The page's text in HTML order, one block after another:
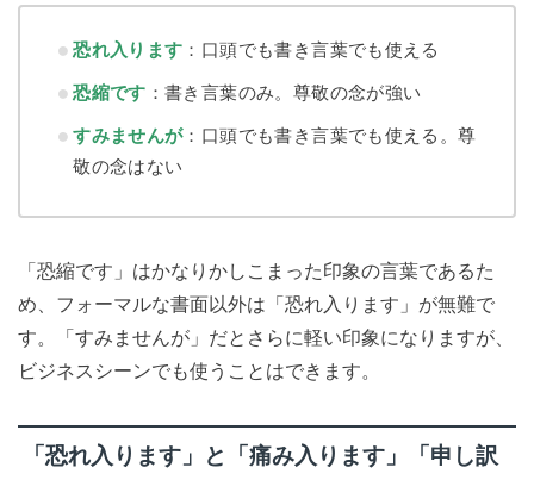
恐れ入ります ：口頭でも書き言葉でも使える
恐縮です ：書き言葉のみ。尊敬の念が強い
すみませんが：口頭でも書き言葉でも使える。尊
敬の念はない
「恐縮です」はかなりかしこまった印象の言葉であるた
め、フォーマルな書面以外は「恐れ入ります」が無難で
す。「すみませんが」だとさらに軽い印象になりますが、
ビジネスシーンでも使うことはできます。
「恐れ入ります」と「痛み入ります」「申し訳